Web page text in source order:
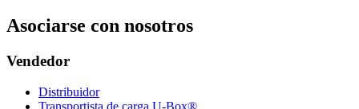
Asociarse con nosotros
Vendedor
Distribuidor
Transportista de carga U-Box®